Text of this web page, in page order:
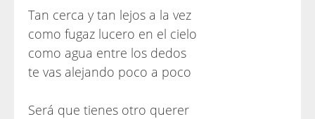
Tan cerca y tan lejos a la vez
como fugaz lucero en el cielo
como agua entre los dedos
te vas alejando poco a poco
Será que tienes otro querer